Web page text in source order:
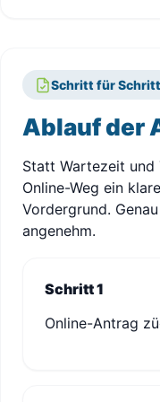
Schritt für Schritt
Ablauf der
Statt Wartezeit und
Online-Weg ein
Vordergrund.
angenehm.
Schritt 1
Online-Antrag